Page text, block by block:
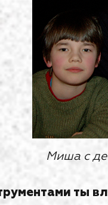
Миша с
ты